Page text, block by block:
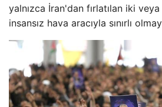
yalnızca İran'dan fırlatılan iki
insansız hava aracıyla sınırlı